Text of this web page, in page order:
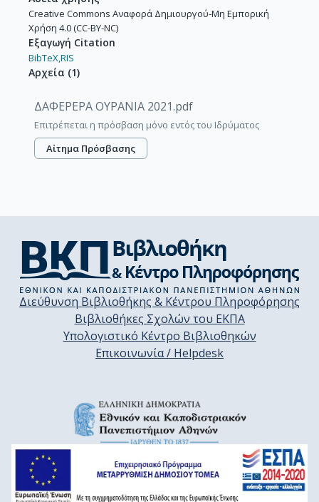
Creative Commons Αναφορά Δημιουργού-Μη Εμπορική
Χρήση 4.0 (CC-BY-NC)
Εξαγωγή Citation
BibTeX,RIS
Αρχεία (1)
ΔΑΦΕΡΕΡΑ ΟΥΡΑΝΙΑ 2021.pdf
Επιτρέπεται η πρόσβαση μόνο εντός του Ιδρύματος
Αίτημα Πρόσβασης
Διεύθυνση Βιβλιοθήκης & Κέντρου Πληροφόρησης
Βιβλιοθήκες Σχολών του ΕΚΠΑ
Υπολογιστικό Κέντρο Βιβλιοθηκών
Επικοινωνία / Helpdesk